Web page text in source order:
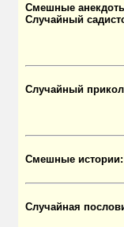
Смешные
Случайный
Случайный
Смешные истории:
Случайная